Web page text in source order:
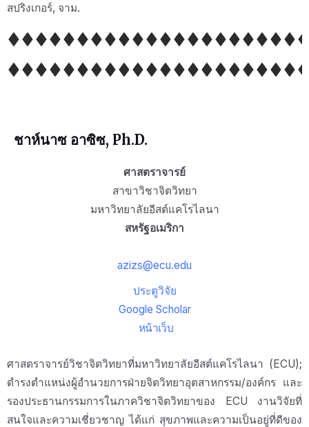
สปริงเกอร์, จาม.
ชาห์นาซ อาซิซ, Ph.D.
ศาสตราจารย์
สาขาวิชาจิตวิทยา
มหาวิทยาลัยอีสต์แคโรไลนา
สหรัฐอเมริกา
azizs@ecu.edu
ประตูวิจัย
Google Scholar
หน้าเว็บ
ศาสตราจารย์วิชาจิตวิทยาที่มหาวิทยาลัยอีสต์แคโรไลนา (ECU);
ดำรงตำแหน่งผู้อำนวยการฝ่ายจิตวิทยาอุตสาหกรรม/องค์กร และ
รองประธานกรรมการในภาควิชาจิตวิทยาของ ECU งานวิจัยที่
สนใจและความเชี่ยวชาญ ได้แก่ สุขภาพและความเป็นอยู่ที่ดีของ